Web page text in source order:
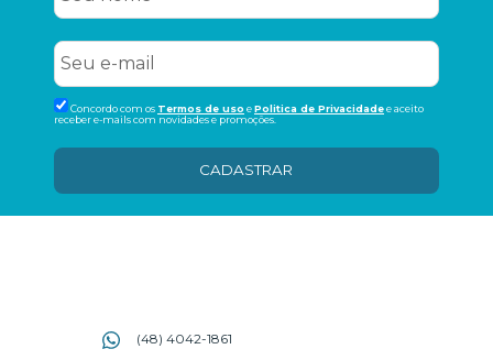
Concordo com os Termos de uso ePolitica de Privacidadee aceito
receber e-mails com novidades e promoções.
CADASTRAR
(48) 4042-1861